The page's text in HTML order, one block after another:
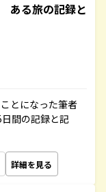
ある旅の記録と
とになった筆者
間の記録と記
詳細を見る